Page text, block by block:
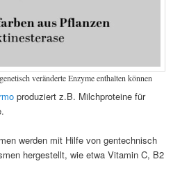
veränderte Enzyme enthalten können
produziert z.B. Milchproteine für
werden mit Hilfe von gentechnisch
hergestellt, wie etwa Vitamin C, B2